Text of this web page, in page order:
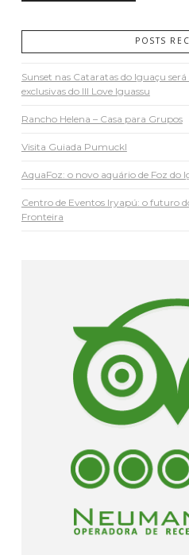
POSTS
Sunset nas Cataratas do Iguaçu
exclusivas do III Love Iguassu
Rancho Helena – Casa para Grupos
Visita Guiada Pumuckl
AquaFoz: o novo aquário de Foz do
Centro de Eventos Iryapú: o futuro
Fronteira